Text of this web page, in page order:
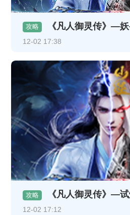
攻略 《凡人御灵传》—
12-02 17:38
攻略 《凡人御灵传》—
12-02 17:12